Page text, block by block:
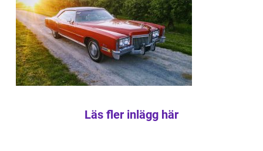
Läs fler inlägg här